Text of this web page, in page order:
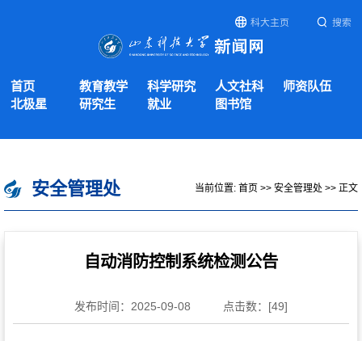
科大主页 搜索
首页 教育教学 科学研究 人文社科
师资队伍
北极星
研究生 就业 图书馆
安全管理处 当前位置: 首页 >> 安全管理处 >> 正文
自动消防控制系统检测公告
发布时间：2025-09-08 点击数：[49]